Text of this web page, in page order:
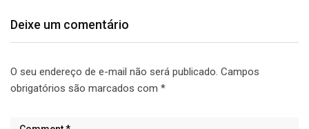
Deixe um comentário
O seu endereço de e-mail não será publicado. Campos
obrigatórios são marcados com *